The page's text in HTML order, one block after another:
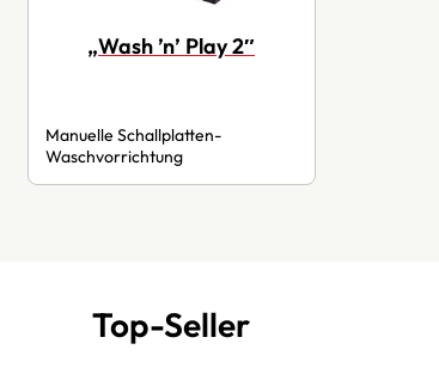
„Wash ’n’ Play 2″
Manuelle Schallplatten-
Waschvorrichtung
Top-Seller